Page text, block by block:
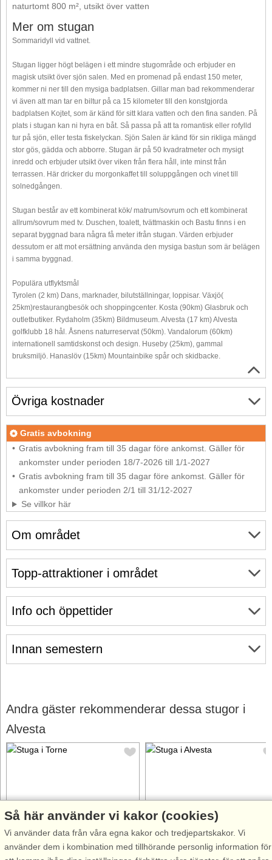
naturtomt 800 m², utsikt över vatten
Mer om stugan
Sommaridyll vid vattnet.
Stugan ligger högt belägen i ett mindre stugområde och erbjuder en
magisk utsikt över sjön salen. Med en promenad på endast 150 meter,
kommer ni ner till den mysiga badplatsen. Gillar man bad rekommenderar
vi även att man tar en biltur på ca 15 kilometer till den konstgjorda
badplatsen Kojtet, som är känd för sitt klara vatten och den fina sanden. På
plats i stugan kan ni hyra en båt. Så passa på att ta romantisk eller rofylld
tur på sjön, eller testa fiskelyckan. Sjön Salen är känd för sin rikliga mängd
stor gös, gädda och abborre. Stugan är på 50 kvadratmeter och mysigt
inredd och erbjuder utsikt över viken från flera håll, inte minst från
terrassen. Här dricker du morgonkaffet till soluppgången och vinet till
solnedgången.
Stugan består av ett kombinerat kök/ matrum/sovrum och ett kombinerat
allrum/sovrum med tv. Duschen, toalett, tvättmaskin och Bastu finns i en
separat byggnad bara några få meter ifrån stugan. Värden erbjuder
dessutom er att mot ersättning använda den mysiga bastun som är belägen
i samma byggnad.
Populära utflyktsmål
Tyrolen (2 km) Dans, marknader, bilutställningar, loppisar. Växjö(
25km)restaurangbesök och shoppingcenter. Kosta (90km) Glasbruk och
outletbutiker. Rydaholm (35km) Bildmuseum. Alvesta (17 km) Alvesta
golfklubb 18 hål. Åsnens naturreservat (50km). Vandalorum (60km)
internationell samtidskonst och design. Huseby (25km), gammal
bruksmiljö. Hanaslöv (15km) Mountainbike spår och skidbacke.
Om området
Info och öppettider
Innan semestern
Övriga kostnader
Gratis avbokning
Gratis avbokning fram till 35 dagar före ankomst. Gäller för
ankomster under perioden 18/7-2026 till 1/1-2027
Gratis avbokning fram till 35 dagar före ankomst. Gäller för
ankomster under perioden 2/1 till 31/12-2027
Se villkor här
Topp-attraktioner i området
Andra gäster rekommenderar dessa stugor i
Alvesta
Stugnr: 54831
Torne
5 personer, 55 m²
Stugnr: 53892
Alvesta
4 personer, 100 m²
Så här använder vi kakor (cookies)
Vi använder data från våra egna kakor och tredjepartskakor. Vi
använder dem i kombination med tillhörande personlig information för